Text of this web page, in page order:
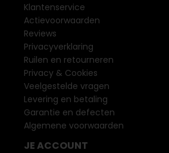
Klantenservice
Actievoorwaarden
Reviews
Privacyverklaring
Ruilen en retourneren
Privacy & Cookies
Veelgestelde vragen
Levering en betaling
Garantie en defecten
Algemene voorwaarden
JE ACCOUNT